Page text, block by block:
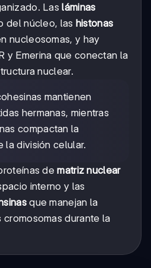
Lasláminas
del núcleo, las histonas
nucleosomas, y hay
y Emerina que conectan la
nuclear.
mantienen
hermanas, mientras
compactan la
la división celular.
dematriz nuclear
interno y las
que manejan la
durante la